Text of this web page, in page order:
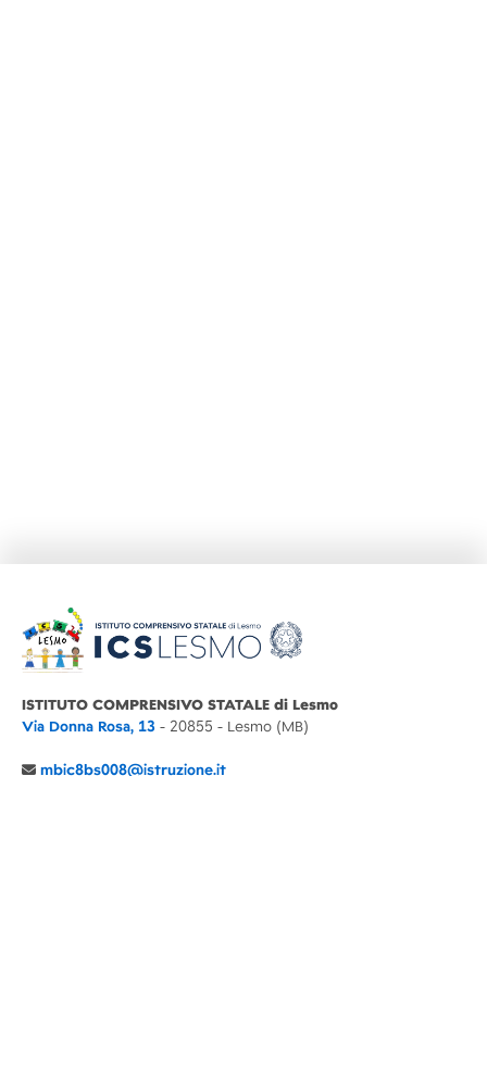
ISTITUTO COMPRENSIVO STATALE di Lesmo
Via Donna Rosa, 13 - 20855 - Lesmo (MB)
mbic8bs008@istruzione.it